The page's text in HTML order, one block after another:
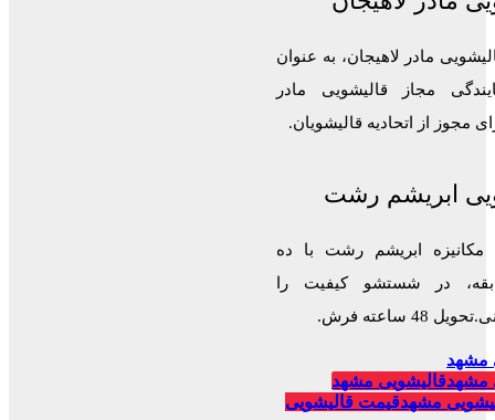
مادر لاهیجان، به عنوان
مجاز قالیشویی مادر
مجوز از اتحادیه قالیشویان.
ابریشم رشت
مکانیزه ابریشم رشت با ده
در شستشو کیفیت را
48 ساعته فرش.
مشهد
مشهدقالیشویی مشهد
مشهدقیمت قالیشویی